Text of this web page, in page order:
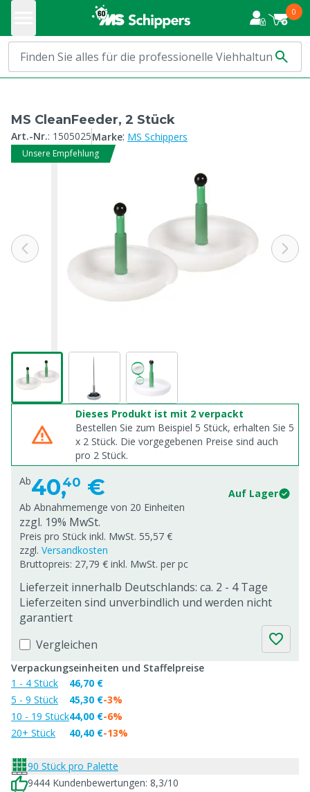
0
MS CleanFeeder, 2 Stück
Art.-Nr.: 1505025Marke: MS Schippers
Unsere Empfehlung
Dieses Produkt ist mit 2 verpackt
Bestellen Sie zum Beispiel 5 Stück, erhalten Sie 5
x 2 Stück. Die vorgegebenen Preise sind auch
pro 2 Stück.
Ab40,40 €
Auf Lager
Ab Abnahmemenge von 20 Einheiten
zzgl. 19% MwSt.
Preis pro Stück inkl. MwSt. 55,57 €
zzgl. Versandkosten
Bruttopreis: 27,79 € inkl. MwSt. per pc
Lieferzeit innerhalb Deutschlands: ca. 2 - 4 Tage
Lieferzeiten sind unverbindlich und werden nicht
garantiert
Vergleichen
Verpackungseinheiten und Staffelpreise
1 - 4 Stück
5 - 9 Stück
10 - 19 Stück
20+ Stück
46,70 €
45,30 €
44,00 €
40,40 €
-3%
-6%
-13%
90 Stück pro Palette
9444 Kundenbewertungen: 8,3/10